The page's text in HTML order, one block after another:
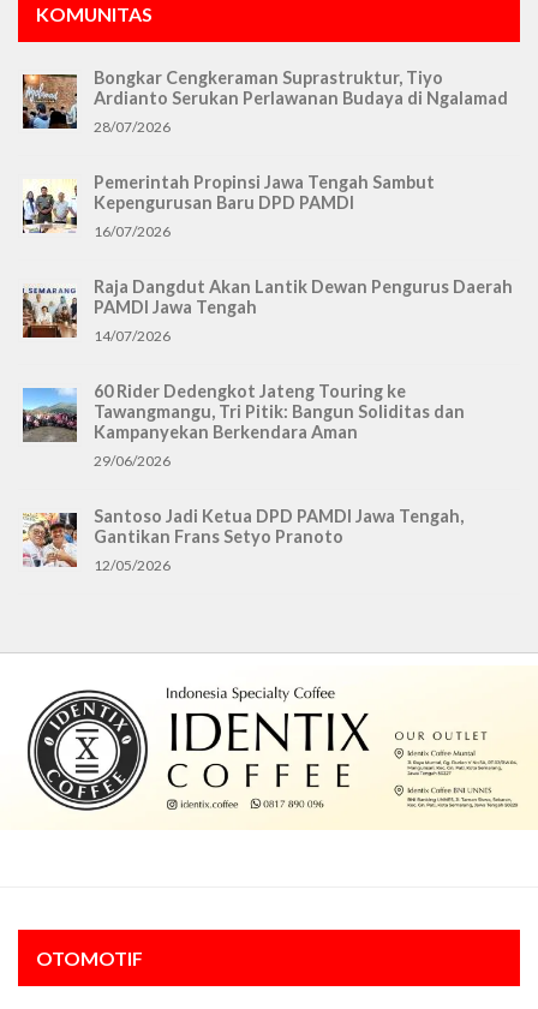
KOMUNITAS
Bongkar Cengkeraman Suprastruktur, Tiyo
Ardianto Serukan Perlawanan Budaya di Ngalamad
28/07/2026
Pemerintah Propinsi Jawa Tengah Sambut
Kepengurusan Baru DPD PAMDI
16/07/2026
Raja Dangdut Akan Lantik Dewan Pengurus Daerah
PAMDI Jawa Tengah
14/07/2026
60 Rider Dedengkot Jateng Touring ke
Tawangmangu, Tri Pitik: Bangun Soliditas dan
Kampanyekan Berkendara Aman
29/06/2026
Santoso Jadi Ketua DPD PAMDI Jawa Tengah,
Gantikan Frans Setyo Pranoto
12/05/2026
OTOMOTIF